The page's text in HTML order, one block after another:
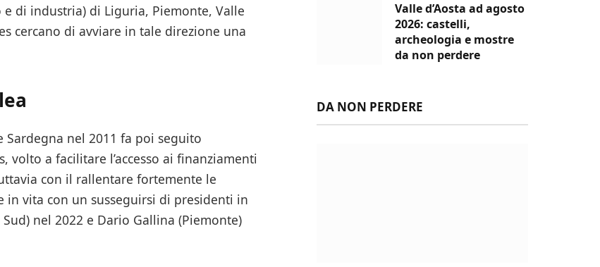
di industria) di Liguria, Piemonte, Valle
cercano di avviare in tale direzione una
Sardegna nel 2011 fa poi seguito
volto a facilitare l’accesso ai finanziamenti
con il rallentare fortemente le
in vita con un susseguirsi di presidenti in
nel 2022 e Dario Gallina (Piemonte)
Valle d’Aosta ad agosto
2026: castelli,
archeologia e mostre
da non perdere
DA NON PERDERE